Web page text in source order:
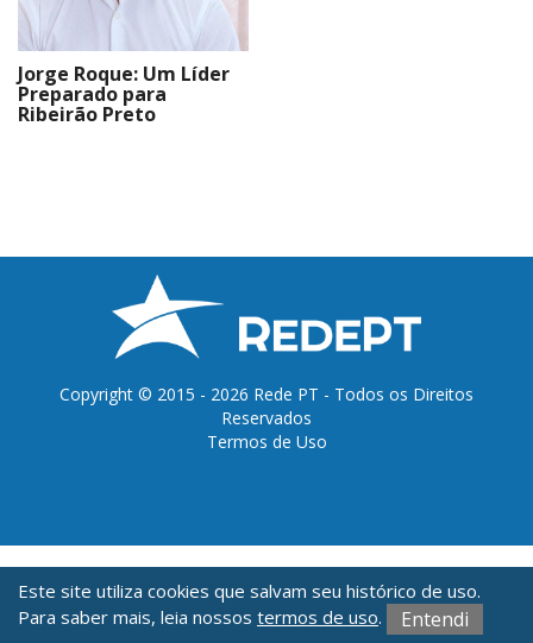
Jorge Roque: Um Líder
Preparado para
Ribeirão Preto
Copyright © 2015 - 2026 Rede PT - Todos os Direitos
Reservados
Termos de Uso
Exceto quando especificado em contrário e nos conteúdos replicados de outras
fontes.
Este site utiliza cookies que salvam seu histórico de uso.
Para saber mais, leia nossos termos de uso. Entendi